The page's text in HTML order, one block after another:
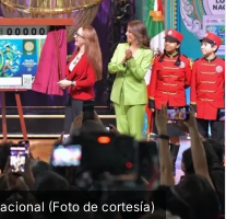
(Foto de cortesía)